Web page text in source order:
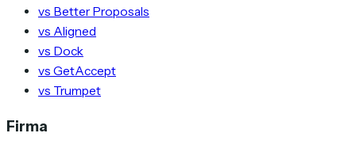
vs Better Proposals
vs Aligned
vs Dock
vs GetAccept
vs Trumpet
Firma